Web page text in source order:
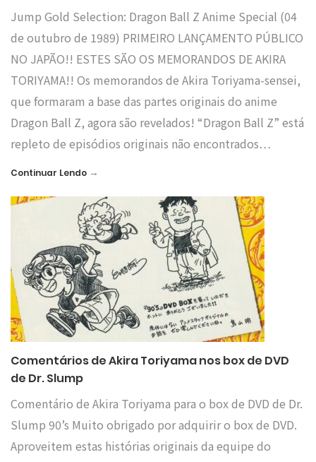
Jump Gold Selection: Dragon Ball Z Anime Special (04
de outubro de 1989) PRIMEIRO LANÇAMENTO PÚBLICO
NO JAPÃO!! ESTES SÃO OS MEMORANDOS DE AKIRA
TORIYAMA!! Os memorandos de Akira Toriyama-sensei,
que formaram a base das partes originais do anime
Dragon Ball Z, agora são revelados! “Dragon Ball Z” está
repleto de episódios originais não encontrados…
Continuar Lendo →
Comentários de Akira Toriyama nos box de DVD
de Dr. Slump
Comentário de Akira Toriyama para o box de DVD de Dr.
Slump 90’s Muito obrigado por adquirir o box de DVD.
Aproveitem estas histórias originais da equipe do